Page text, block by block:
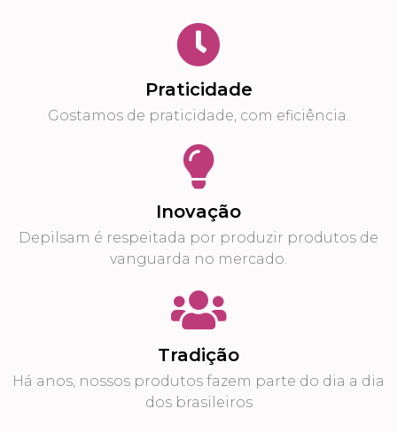
Praticidade
Gostamos de praticidade, com eficiência.
Inovação
Depilsam é respeitada por produzir produtos de
vanguarda no mercado.
Tradição
Há anos, nossos produtos fazem parte do dia a dia
dos brasileiros